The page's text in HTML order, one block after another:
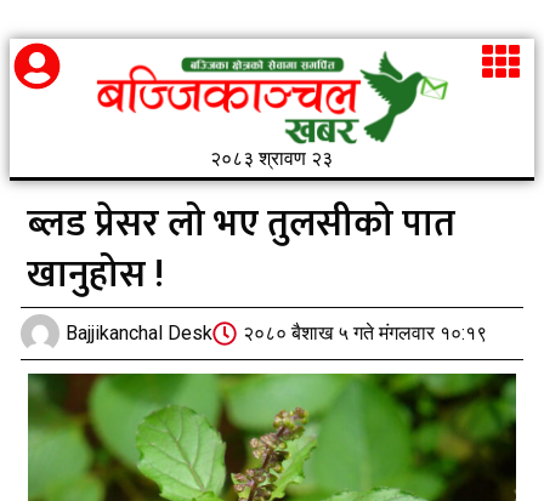
२०८३ श्रावण २३
ब्लड प्रेसर लो भए तुलसीको पात
खानुहोस !
Bajjikanchal Desk २०८० बैशाख ५ गते मंगलवार १०:१९